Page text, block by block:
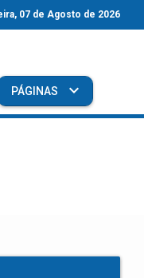
07 de Agosto de 2026
PÁGINAS